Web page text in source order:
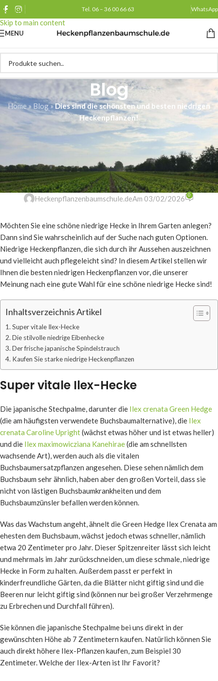
Skip to navigation
Skip to main content
Tel. 06 – 36 00 66 63 WhatsApp
MENU
Blog
Home» Blog»Dies sind die schönsten und besten niedrigen
Heckenpflanzen!
ALLGEMEINES
Dies sind die schönsten und
besten niedrigen
Heckenpflanzen!
Heckenpflanzenbaumschule.deAm 03/02/2026 0
Möchten Sie eine schöne niedrige Hecke in Ihrem Garten anlegen?
Dann sind Sie wahrscheinlich auf der Suche nach guten Optionen.
Niedrige Heckenpflanzen, die sich durch ihr Aussehen auszeichnen
und vielleicht auch pflegeleicht sind? In diesem Artikel stellen wir
Ihnen die besten niedrigen Heckenpflanzen vor, die unserer
Meinung nach eine gute Wahl für eine schöne niedrige Hecke sind!
Inhaltsverzeichnis Artikel
Super vitale Ilex-Hecke
Die stilvolle niedrige Eibenhecke
Der frische japanische Spindelstrauch
Kaufen Sie starke niedrige Heckenpflanzen
Super vitale Ilex-Hecke
Die japanische Stechpalme, darunter die Ilex crenata Green Hedge
(die am häufigsten verwendete Buchsbaumalternative), die Ilex
crenata Caroline Upright(wächst etwas höher und ist etwas heller)
und die Ilex maximowicziana Kanehirae(die am schnellsten
wachsende Art), werden auch als die vitalen
Buchsbaumersatzpflanzen angesehen. Diese sehen nämlich dem
Buchsbaum sehr ähnlich, haben aber den großen Vorteil, dass sie
nicht von lästigen Buchsbaumkrankheiten und dem
Buchsbaumzünsler befallen werden können.
Was das Wachstum angeht, ähnelt die Green Hedge Ilex Crenata am
ehesten dem Buchsbaum, wächst jedoch etwas schneller, nämlich
etwa 20 Zentimeter pro Jahr. Dieser Spitzenreiter lässt sich leicht
und mehrmals im Jahr zurückschneiden, um diese schmale, niedrige
Hecke in Form zu halten. Außerdem passt er perfekt in
kinderfreundliche Gärten, da die Blätter nicht giftig sind und die
Beeren nur leicht giftig sind (können nur bei großer Verzehrmenge
zu Erbrechen und Durchfall führen).
Sie können die japanische Stechpalme bei uns direkt in der
gewünschten Höhe ab 7 Zentimetern kaufen. Natürlich können Sie
auch direkt höhere Ilex-Pflanzen kaufen, zum Beispiel 30
Zentimeter. Welche der Ilex-Arten ist Ihr Favorit?